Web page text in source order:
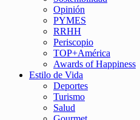
Opinión
PYMES
RRHH
Periscopio
TOP+América
Awards of Happiness
Estilo de Vida
Deportes
Turismo
Salud